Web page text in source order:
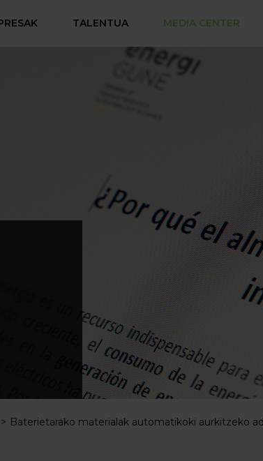
TALENTUA MEDIA CENTER
Baterietarako materialak automatikoki aurkitzeko